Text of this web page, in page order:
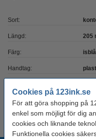
Cookies på 123ink.se
För att göra shopping på
enkel som möjligt för dig
cookies och liknande
Funktionella cookies
Sort:
Längd: 205
Färg: isblå
Handtag: plast
Vårt artikelnr: